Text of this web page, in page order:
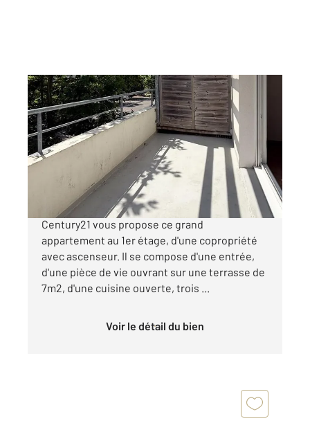
VANNES 56
75,36 m2, 4 pièces
Ref : 3489
Appartement à vendre
278 000 €
Vannes Est-Beauprélalande, votre agence
Century21 vous propose ce grand
appartement au 1er étage, d'une copropriété
avec ascenseur. Il se compose d'une entrée,
d'une pièce de vie ouvrant sur une terrasse de
7m2, d'une cuisine ouverte, trois ...
Voir le détail du bien